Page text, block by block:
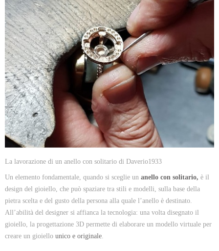
La lavorazione di un anello con solitario di Daverio1933
Un elemento fondamentale, quando si sceglie un anello con solitario, è il
design del gioiello, che può spaziare tra stili e modelli, sulla base della
pietra scelta e del gusto della persona alla quale l’anello è destinato.
All’abilità del designer si affianca la tecnologia: una volta disegnato il
gioiello, la progettazione 3D permette di elaborare un modello virtuale per
creare un gioiello unico e originale.